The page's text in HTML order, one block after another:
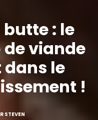
: le
viande
dans le
!
STEVEN